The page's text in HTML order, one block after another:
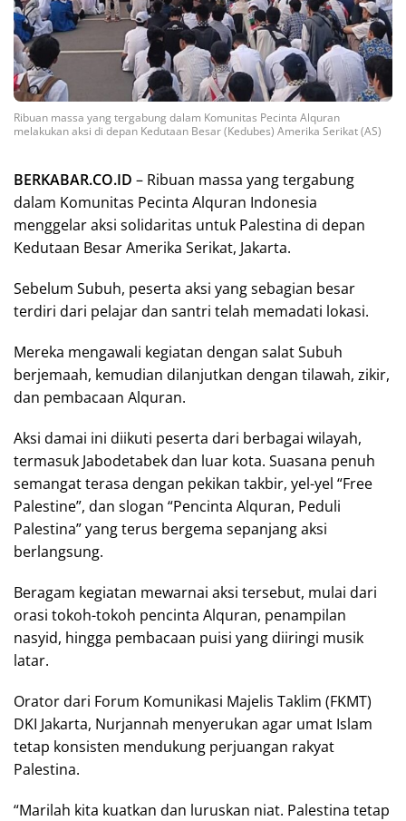
Ribuan massa yang tergabung dalam Komunitas Pecinta Alquran
melakukan aksi di depan Kedutaan Besar (Kedubes) Amerika Serikat (AS)
BERKABAR.CO.ID – Ribuan massa yang tergabung
dalam Komunitas Pecinta Alquran Indonesia
menggelar aksi solidaritas untuk Palestina di depan
Kedutaan Besar Amerika Serikat, Jakarta.
Sebelum Subuh, peserta aksi yang sebagian besar
terdiri dari pelajar dan santri telah memadati lokasi.
Mereka mengawali kegiatan dengan salat Subuh
berjemaah, kemudian dilanjutkan dengan tilawah, zikir,
dan pembacaan Alquran.
Aksi damai ini diikuti peserta dari berbagai wilayah,
termasuk Jabodetabek dan luar kota. Suasana penuh
semangat terasa dengan pekikan takbir, yel-yel “Free
Palestine”, dan slogan “Pencinta Alquran, Peduli
Palestina” yang terus bergema sepanjang aksi
berlangsung.
Beragam kegiatan mewarnai aksi tersebut, mulai dari
orasi tokoh-tokoh pencinta Alquran, penampilan
nasyid, hingga pembacaan puisi yang diiringi musik
latar.
Orator dari Forum Komunikasi Majelis Taklim (FKMT)
DKI Jakarta, Nurjannah menyerukan agar umat Islam
tetap konsisten mendukung perjuangan rakyat
Palestina.
“Marilah kita kuatkan dan luruskan niat. Palestina tetap